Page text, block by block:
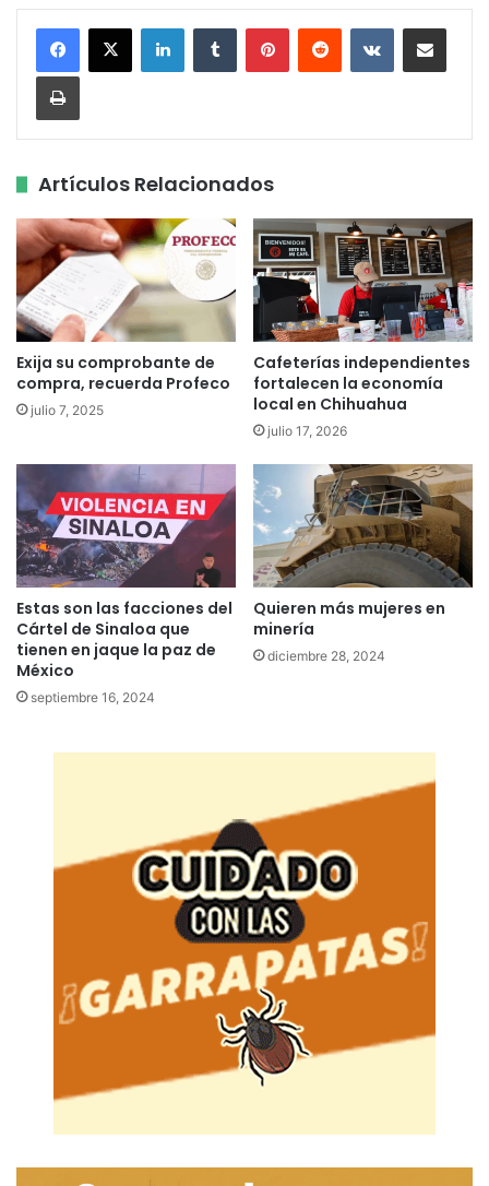
LinkedInTumblr PinterestReddit VKontakteShare via Email
Print
Artículos Relacionados
Exija su comprobante de
compra, recuerda Profeco
julio 7, 2025
Cafeterías independientes
fortalecen la economía
local en Chihuahua
julio 17, 2026
Estas son las facciones del
Cártel de Sinaloa que
tienen en jaque la paz de
México
septiembre 16, 2024
Quieren más mujeres en
minería
diciembre 28, 2024